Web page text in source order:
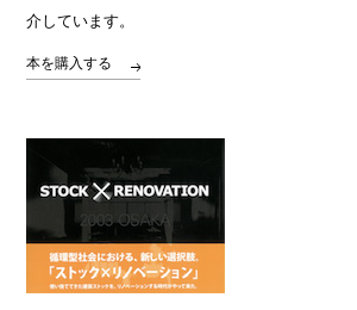
介しています。
本を購入する